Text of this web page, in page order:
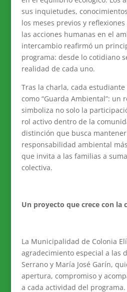
sus inquietudes,
los meses previos y
las acciones humanas en el
intercambio reafirmó un
programa: desde lo cotidiano
realidad de cada uno.
Tras la charla, cada
como “Guarda Ambiental”: un
simboliza no solo la
rol activo dentro de la
distinción que busca
responsabilidad ambiental
que invita a las familias a
colectiva.
Un proyecto que crece con la
La Municipalidad de Colonia
agradecimiento especial a las
Serrano y María José Garín,
apertura, compromiso y
a cada actividad del